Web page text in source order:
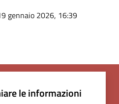
gennaio 2026, 16:39
le informazioni